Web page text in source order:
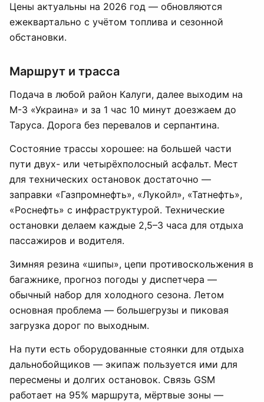
Цены актуальны на 2026 год — обновляются
ежеквартально с учётом топлива и сезонной
обстановки.
Маршрут и трасса
Подача в любой район Калуги, далее выходим на
М-3 «Украина» и за 1 час 10 минут доезжаем до
Таруса. Дорога без перевалов и серпантина.
Состояние трассы хорошее: на большей части
пути двух- или четырёхполосный асфальт. Мест
для технических остановок достаточно —
заправки «Газпромнефть», «Лукойл», «Татнефть»,
«Роснефть» с инфраструктурой. Технические
остановки делаем каждые 2,5–3 часа для отдыха
пассажиров и водителя.
Зимняя резина «шипы», цепи противоскольжения в
багажнике, прогноз погоды у диспетчера —
обычный набор для холодного сезона. Летом
основная проблема — большегрузы и пиковая
загрузка дорог по выходным.
На пути есть оборудованные стоянки для отдыха
дальнобойщиков — экипаж пользуется ими для
пересмены и долгих остановок. Связь GSM
работает на 95% маршрута, мёртвые зоны —